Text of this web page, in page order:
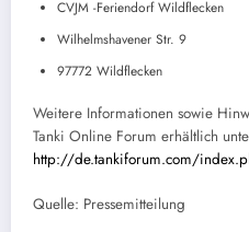
CVJM -Feriendorf Wildflecken
Wilhelmshavener Str. 9
97772 Wildflecken
Weitere Informationen sowie
Tanki Online Forum erhältlich
http://de.tankiforum.com/
Quelle: Pressemitteilung